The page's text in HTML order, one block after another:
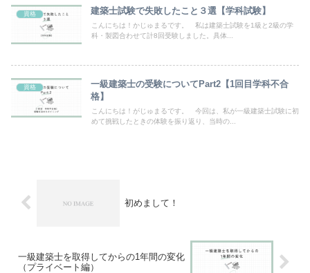
資格 建築士試験で失敗したこと３選【学科試験】
こんにちは！かじゅまるです。 私は建築士試験を1級と2級の学
科・製図合わせて計8回受験しました。具体...
資格
一級建築士の受験についてPart2【1回目学科不合
格】
こんにちは！がじゅまるです。 今回は、私が一級建築士試験に初
めて挑戦したときの体験を振り返り、当時の...
初めまして！
一級建築士を取得してからの1年間の変化
（プライベート編）